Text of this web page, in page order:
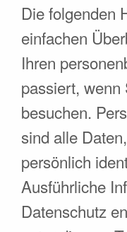
Die folgenden
einfachen
Ihren
passiert, wenn
besuchen.
sind alle
persönlich
Ausführliche
Datenschutz